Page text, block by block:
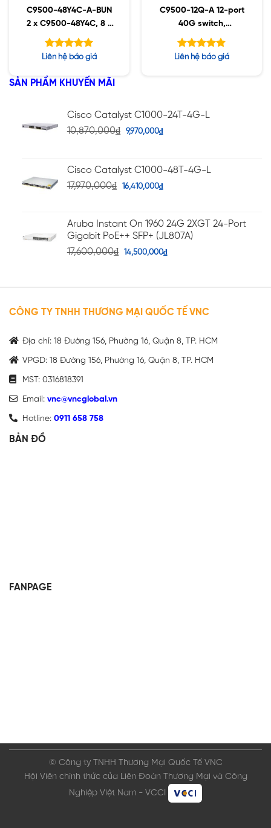
C9500-48Y4C-A-BUN
2 x C9500-48Y4C, 8 x
QSFP-40/100-SRBD
Được xếp
5 sao
Liên hệ báo giá
C9500-12Q-A 12-port
40G switch,
Advantage
Được xếp
Liên hệ báo giá
SẢN PHẨM KHUYẾN MÃI
Cisco Catalyst C1000-24T-4G-L
10,870,000₫ 9,970,000₫
Cisco Catalyst C1000-48T-4G-L
17,970,000₫ 16,410,000₫
Aruba Instant On 1960 24G 2XGT 24-Port
Gigabit PoE++ SFP+ (JL807A)
17,600,000₫ 14,500,000₫
CÔNG TY TNHH THƯƠNG MẠI QUỐC TẾ VNC
Địa chỉ: 18 Đường 156, Phường 16, Quận 8, TP. HCM
VPGD: 18 Đường 156, Phường 16, Quận 8, TP. HCM
MST: 0316818391
Email: vnc@vncglobal.vn
Hotline: 0911 658 758
BẢN ĐỒ
FANPAGE
© Công ty TNHH Thương Mại Quốc Tế VNC
Hội Viên chính thức của Liên Đoàn Thương Mại và Công
Nghiệp Việt Nam - VCCI